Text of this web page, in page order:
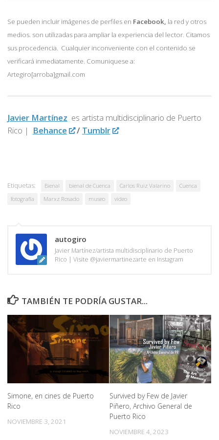
Se pueden incluir imágenes de perfiles en Facebook, la red y otros
medios. son utilizadas para ampliar la experiencia del lector. Citamos
sus procedencia. Cualquier inconveniente con el contenido se
verificará inmediatamente. Comuniquese a:
Artegiro[arroba]gmail.com
Javier Martínez es artista multidisciplinario de Puerto
Rico |
Behance / Tumblr
Etiquetas: Bienal bienal de Cuenca Carlos Ruiz Valarino
Cuenca
fotografía
Marxz Rosado museo video
autogiro
Javier Martínez/artista multidisciplinario de Puerto
Rico | Visite @javiermartinezarte en Instagram
TAMBIÉN TE PODRÍA GUSTAR...
Simone, en cines de Puerto
Rico
NOVIEMBRE 3, 2021
Survived by Few de Javier
Piñero, Archivo General de
Puerto Rico
NOVIEMBRE 4, 2023